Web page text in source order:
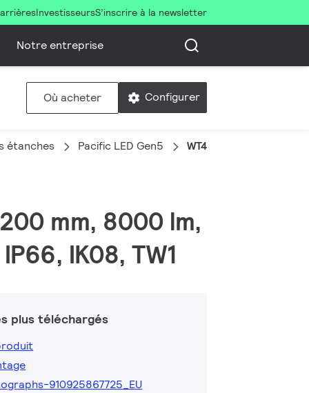
InvestisseursS’inscrire à la newsletter
Notre entreprise
Où acheter Configurer
étanches Pacific LED Gen5 WT490C 80S/840 PSD
mm, 8000 lm,
IK08, TW1
plus téléchargés
910925867725_EU